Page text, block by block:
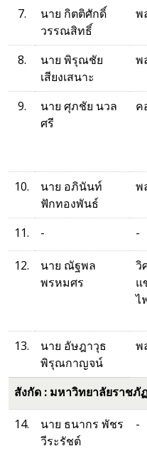
7.
นาย กิตติศักดิ์
วรรณสิทธิ์
พ
8.
นาย พิรุณชัย
เสียงเสนาะ
พ
9.
นาย ศุภชัย นวล
ศรี
ค
10.
นาย อภินันท์
ฟักทองพันธ์
พ
11.
- -
12.
นาย ณัฐพล
พรหมศร
วิ
แ
ไ
13.
นาย อัษฎาวุธ
พิรุณกาญจน์
พ
สังกัด : มหาวิทยาลัยราช
14.
นาย ธนากร พัชร
วีระรัชต์
-